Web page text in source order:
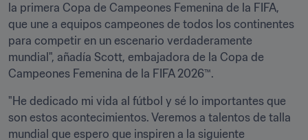
la primera Copa de Campeones Femenina de la FIFA,
que une a equipos campeones de todos los continentes
para competir en un escenario verdaderamente
mundial", añadía Scott, embajadora de la Copa de
Campeones Femenina de la FIFA 2026™.
"He dedicado mi vida al fútbol y sé lo importantes que
son estos acontecimientos. Veremos a talentos de talla
mundial que espero que inspiren a la siguiente